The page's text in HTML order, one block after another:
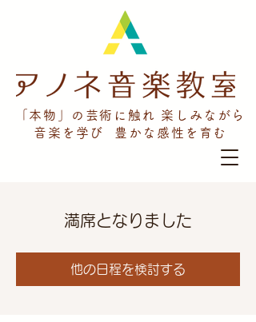
「本物」の芸術に触れ 楽しみながら
音楽を学び 豊かな感性を育む
満席となりました
他の日程を検討する